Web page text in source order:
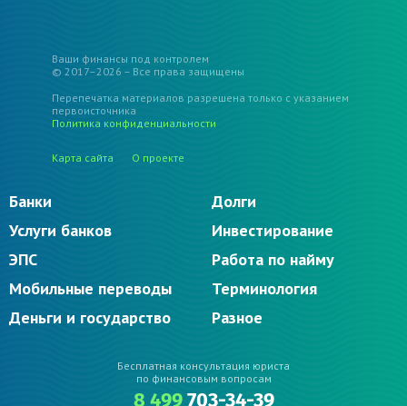
Ваши финансы под контролем
© 2017–2026 – Все права защищены
Перепечатка материалов разрешена только с указанием
первоисточника
Политика конфиденциальности
Карта сайта О проекте
Банки
Услуги банков
ЭПС
Мобильные переводы
Деньги и государство
Долги
Инвестирование
Работа по найму
Терминология
Разное
Бесплатная консультация юриста
по финансовым вопросам
8 499703-34-39